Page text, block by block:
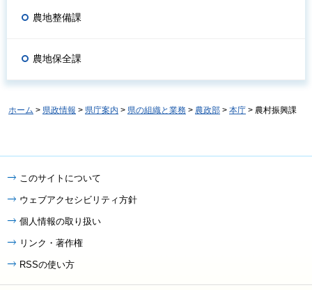
農地整備課
農地保全課
ホーム > 県政情報 > 県庁案内 > 県の組織と業務 > 農政部 > 本庁 > 農村振興課
このサイトについて
ウェブアクセシビリティ方針
個人情報の取り扱い
リンク・著作権
RSSの使い方